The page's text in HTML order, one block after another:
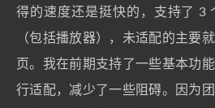
得的速度还是挺快的，支持了 3
（包括播放器），未适配的主要
页。我在前期支持了一些基本功
行适配，减少了一些阻碍。因为